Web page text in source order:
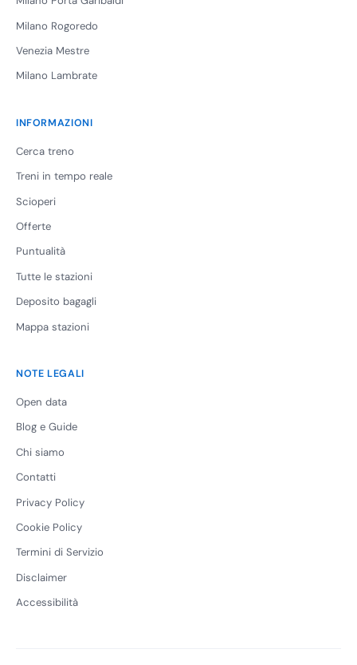
Milano Rogoredo
Venezia Mestre
Milano Lambrate
INFORMAZIONI
Cerca treno
Treni in tempo reale
Scioperi
Offerte
Puntualità
Tutte le stazioni
Deposito bagagli
Mappa stazioni
NOTE LEGALI
Open data
Blog e Guide
Chi siamo
Contatti
Privacy Policy
Cookie Policy
Termini di Servizio
Disclaimer
Accessibilità